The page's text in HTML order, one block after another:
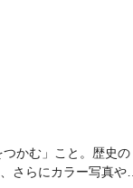
かむ」こと。歴史の
らにカラー写真や記